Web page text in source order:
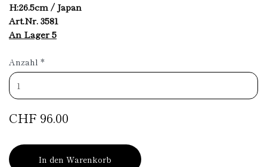
H:26.5cm / Japan
Art.Nr. 3581
An Lager 5
Anzahl *
CHF 96.00
In den Warenkorb